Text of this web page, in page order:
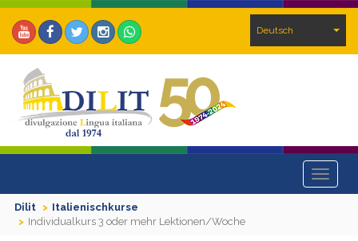
Deutsch
Toggle
Dilit
Italienischkurse
Individualkurs 3 oder mehr Lektionen/Woche